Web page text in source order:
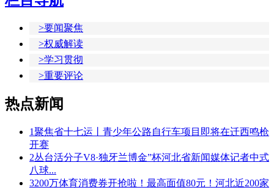
>要闻聚焦
>权威解读
>学习贯彻
>重要评论
热点新闻
1聚焦省十七运丨青少年公路自行车项目即将在迁西鸣枪
开赛
2丛台活分子V8·独牙兰博金”杯河北省新闻媒体记者中式
八球...
3200万体育消费券开抢啦！最高面值80元！河北近200家